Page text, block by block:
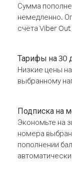
Сумма
немедленно.
счёта Viber
Тарифы на 30
Низкие цены
выбранному
Подписка на
Экономьте на
номера
пополнении